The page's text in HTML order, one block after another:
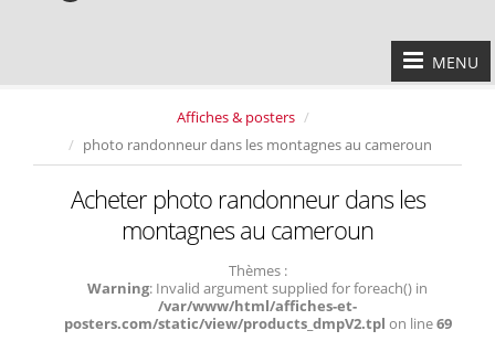
MENU
Affiches & posters
photo randonneur dans les montagnes au cameroun
Acheter photo randonneur dans les
montagnes au cameroun
Thèmes :
Warning: Invalid argument supplied for foreach() in
/var/www/html/affiches-et-
posters.com/static/view/products_dmpV2.tpl on line69